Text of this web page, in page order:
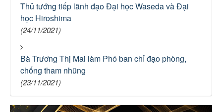
Thủ tướng tiếp lãnh đạo Đại học Waseda và Đại
học Hiroshima
(24/11/2021)
Bà Trương Thị Mai làm Phó ban chỉ đạo phòng,
chống tham nhũng
(23/11/2021)